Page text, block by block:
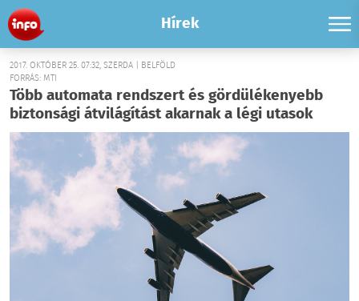
Hírek
2017. OKTÓBER 25. 07:32, SZERDA | BELFÖLD
FORRÁS: MTI
Több automata rendszert és gördülékenyebb
biztonsági átvilágítást akarnak a légi utasok